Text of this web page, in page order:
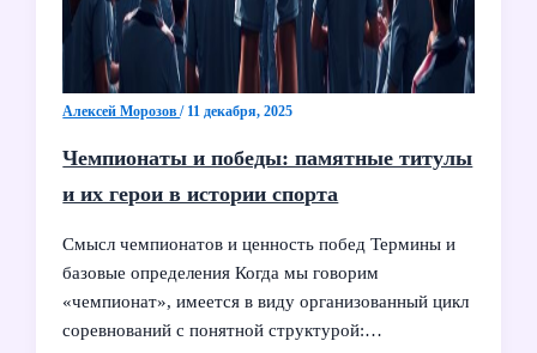
Алексей Морозов/ 11 декабря, 2025
Чемпионаты и победы: памятные титулы
и их герои в истории спорта
Смысл чемпионатов и ценность побед Термины и
базовые определения Когда мы говорим
«чемпионат», имеется в виду организованный цикл
соревнований с понятной структурой:…